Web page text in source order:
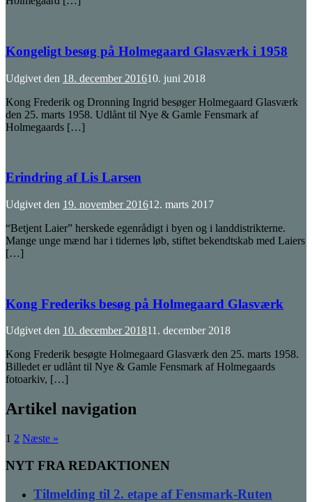
Kongeligt besøg på Holmegaard Glasværk i 1958
Udgivet den 18. december 201610. juni 2018
Kong Frederik og Dronning Ingrid besøger Holmegaard Glasværk
den 25. marts 1958. Udlånt til Nye & Gamle Fensmark af
Holmegaards […]
Erindring af Lis Larsen
Udgivet den 19. november 201612. marts 2017
“Betjent Laier” herskede egenrådigt i byen og i landdistrikterne.
Mange unge mænd har i tidernes løb, stiftet bekendtskab med Laiers
[…]
Kong Frederiks besøg på Holmegaard Glasværk
Udgivet den 10. december 201811. december 2018
Kong Frederik besøgte Holmegaard Glasværk den 25. marts 1958.
Billedet er udlånt til Nye & Gamle Fensmark af Holmegaards
fotoarkiv, […]
Artikel navigation
1 2 Næste »
NYT FRA REDAKTIONEN
Tilmelding til 2. etape af Fensmark-Ruten